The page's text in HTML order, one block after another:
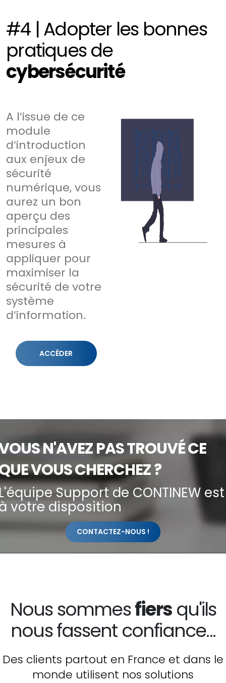
#4 | Adopter les bonnes
pratiques de
cybersécurité
A l’issue de ce
module
d’introduction
aux enjeux de
sécurité
numérique, vous
aurez un bon
aperçu des
principales
mesures à
appliquer pour
maximiser la
sécurité de votre
système
d’information.
ACCÉDER
N'AVEZ PAS TROUVÉ CE
VOUS CHERCHEZ ?
Support de CONTINEW est
votre disposition
CONTACTEZ-NOUS !
Nous sommesfiersqu'ils
nous fassent confiance...
Des clients partout en France et dans le
monde utilisent nos solutions